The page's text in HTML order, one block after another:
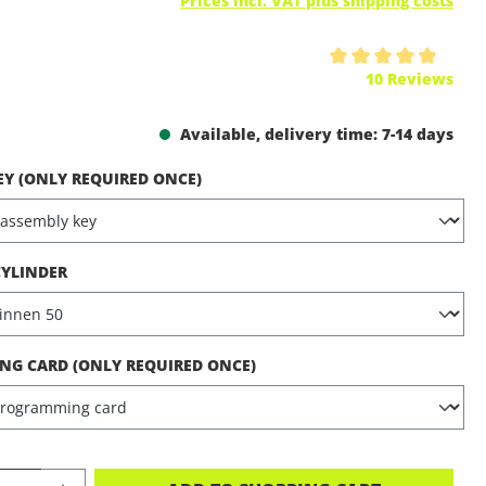
10 Reviews
Available, delivery time: 7-14 days
(ONLY REQUIRED ONCE)
CARD (ONLY REQUIRED ONCE)